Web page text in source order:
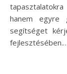
hanem egyre
segítséget